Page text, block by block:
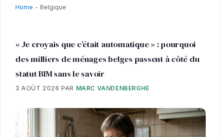
Home - Belgique
« Je croyais que c’était automatique » : pourquoi
des milliers de ménages belges passent à côté du
statut BIM sans le savoir
3 AOÛT 2026 PAR MARC VANDENBERGHE